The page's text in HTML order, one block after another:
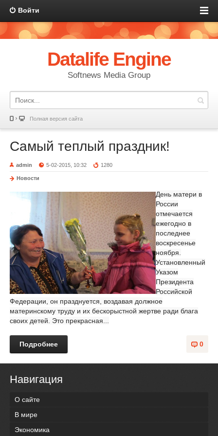
Войти
Datalife Engine
Softnews Media Group
Полная версия сайта
Самый теплый праздник!
admin 5-02-2015, 10:32 1280
Новости
День матери в
России
отмечается
ежегодно в
последнее
воскресенье
ноября.
Установленный
Указом
Президента
Российской
Федерации, он празднуется, воздавая должное
материнскому труду и их бескорыстной жертве ради блага
своих детей. Это прекрасная...
0
Подробнее
Навигация
О сайте
В мире
Экономика